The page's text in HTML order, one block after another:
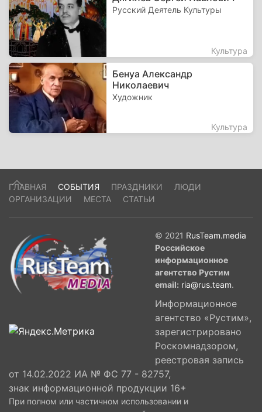
Русский Деятель Культуры
Культура
Бенуа Александр
Николаевич
Художник
Культура
ГЛАВНАЯ СОБЫТИЯ ПРАЗДНИКИ
ЛЮДИ
ОРГАНИЗАЦИИ
МЕСТА СТАТЬИ
© 2021 RusTeam.media
Российское
информационное
агентство Рустим
email: ria@rus.team.
Информационное
агентство «Рустим»,
зарегистрировано
Роскомнадзором,
реестровая запись
от 14.02.2022 ИА № ФС 77 - 82757,
знак информационной продукции 16+
При полном или частичном использовании и